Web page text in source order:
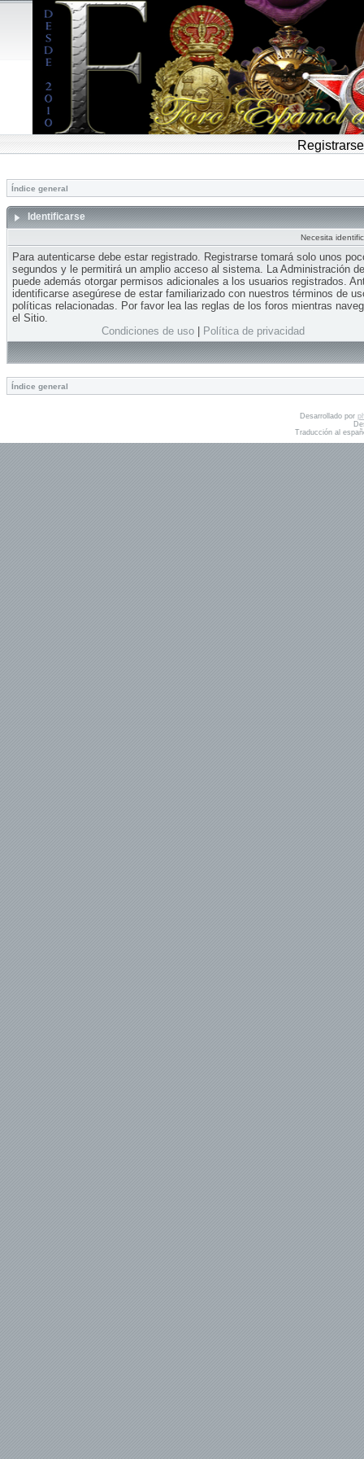
Registrarse
Índice general
Identificarse
Necesita
Para autenticarse debe estar registrado. Registrarse tomará solo unos
segundos y le permitirá un amplio acceso al sistema. La Administración
puede además otorgar permisos adicionales a los usuarios registrados.
identificarse asegúrese de estar familiarizado con nuestros términos de
políticas relacionadas. Por favor lea las reglas de los foros mientras
el Sitio.
Condiciones de uso| Política de privacidad
Índice general
Desarrollado por
Traducción al